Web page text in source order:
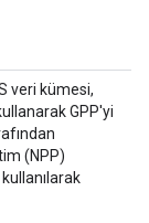
veri kümesi,
GPP'yi
(NPP)